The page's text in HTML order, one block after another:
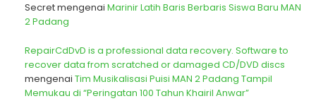
Secretmengenai Marinir Latih Baris Berbaris Siswa Baru MAN
2 Padang
RepairCdDvD is a professional data recovery. Software to
recover data from scratched or damaged CD/DVD discs
mengenai Tim Musikalisasi Puisi MAN 2 Padang Tampil
Memukau di “Peringatan 100 Tahun Khairil Anwar”